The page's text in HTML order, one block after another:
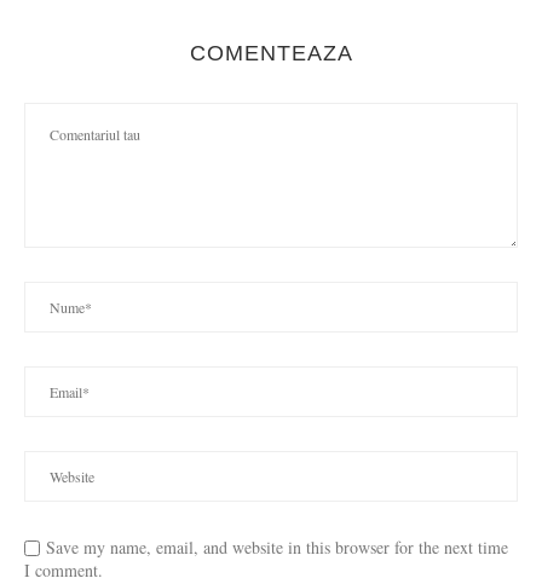
COMENTEAZA
Save my name, email, and website in this browser for the next time
I comment.